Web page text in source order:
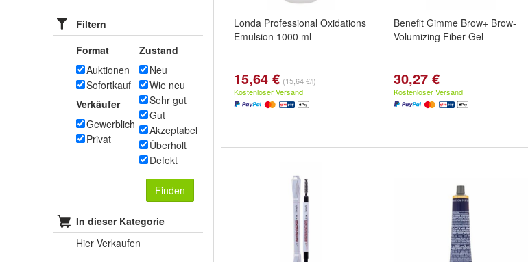
Filtern
Format
Auktionen
Sofortkauf
Verkäufer
Gewerblich
Privat
Zustand
Neu
Wie neu
Sehr gut
Gut
Akzeptabel
Überholt
Defekt
Finden
In dieser Kategorie
Hier Verkaufen
Londa Professional Oxidations
Emulsion 1000 ml
15,64 € (15,64 €/l)
Kostenloser Versand
Benefit Gimme Brow+ Brow-
Volumizing Fiber Gel
30,27 €
Kostenloser Versand